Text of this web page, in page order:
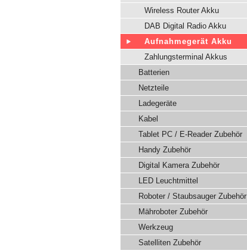
Wireless Router Akku
DAB Digital Radio Akku
Aufnahmegerät Akku
Zahlungsterminal Akkus
Batterien
Netzteile
Ladegeräte
Kabel
Tablet PC / E-Reader Zubehör
Handy Zubehör
Digital Kamera Zubehör
LED Leuchtmittel
Roboter / Staubsauger Zubehör
Mähroboter Zubehör
Werkzeug
Satelliten Zubehör